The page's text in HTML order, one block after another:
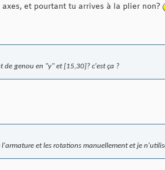
et pourtant tu arrives à la plier non?
genou en "y" et [15,30]? c'est ça ?
et les rotations manuellement et je